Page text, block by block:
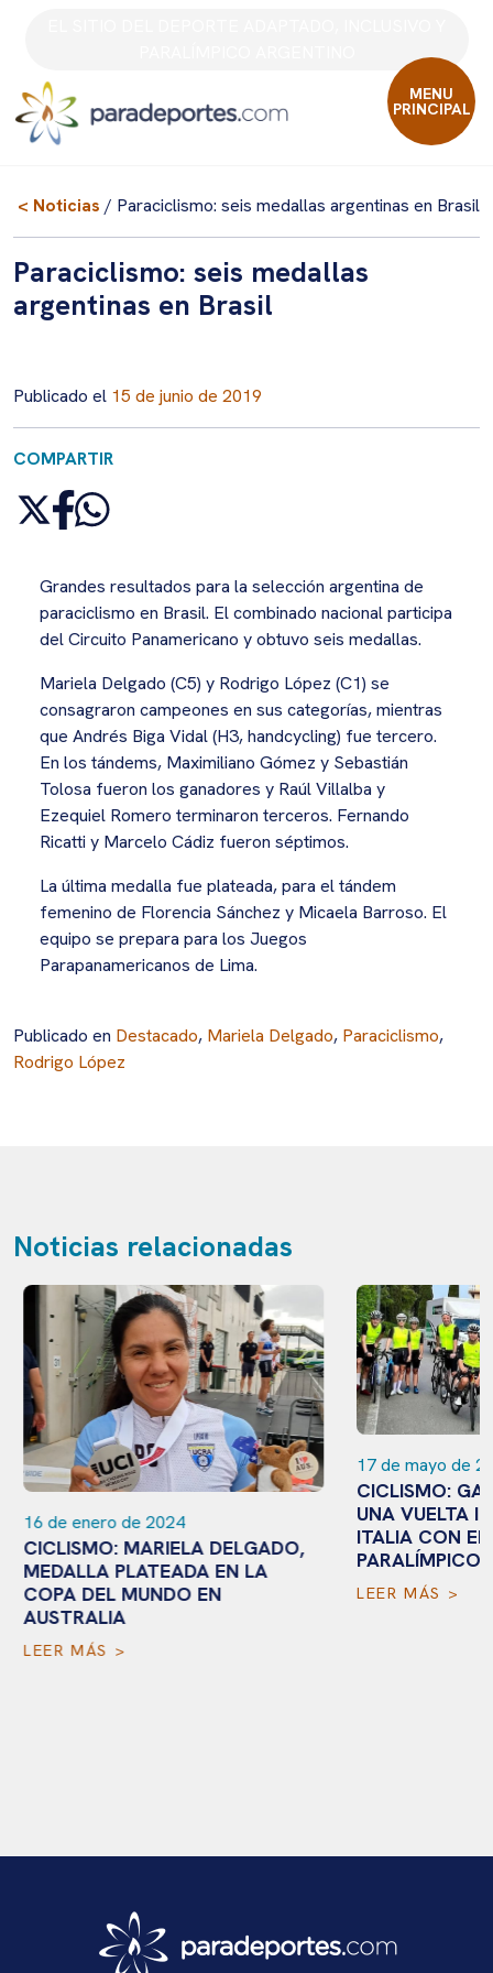
MENU
PRINCIPAL
< Noticias / Paraciclismo: seis medallas argentinas en Brasil
Paraciclismo: seis medallas
argentinas en Brasil
Publicado el 15 de junio de 2019
COMPARTIR
Grandes resultados para la selección argentina de
paraciclismo en Brasil. El combinado nacional participa
del Circuito Panamericano y obtuvo seis medallas.
Mariela Delgado (C5) y Rodrigo López (C1) se
consagraron campeones en sus categorías, mientras
que Andrés Biga Vidal (H3, handcycling) fue tercero.
En los tándems, Maximiliano Gómez y Sebastián
Tolosa fueron los ganadores y Raúl Villalba y
Ezequiel Romero terminaron terceros. Fernando
Ricatti y Marcelo Cádiz fueron séptimos.
La última medalla fue plateada, para el tándem
femenino de Florencia Sánchez y Micaela Barroso. El
equipo se prepara para los Juegos
Parapanamericanos de Lima.
Publicado en Destacado, Mariela Delgado, Paraciclismo,
Rodrigo López
Noticias relacionadas
16 de enero de 2024
CICLISMO: MARIELA DELGADO,
MEDALLA PLATEADA EN LA
COPA DEL MUNDO EN
AUSTRALIA
LEER MÁS >
17 de mayo de
CICLISMO:
UNA VUELTA
ITALIA CON EL
PARALÍMPICO
LEER MÁS >